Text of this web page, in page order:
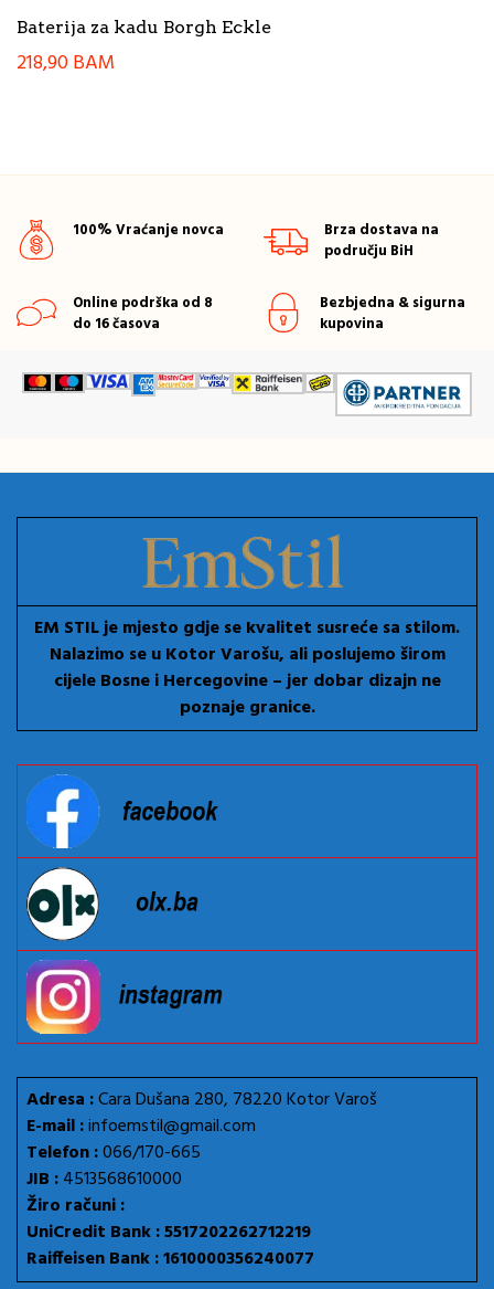
Baterija za kadu Borgh Eckle
218,90BAM
100% Vraćanje novca
Brza dostava na
području BiH
Online podrška od 8
do 16 časova
Bezbjedna & sigurna
kupovina
EM STIL je mjesto gdje se kvalitet susreće sa stilom.
Nalazimo se u Kotor Varošu, ali poslujemo širom
cijele Bosne i Hercegovine – jer dobar dizajn ne
poznaje granice.
Adresa :Cara Dušana 280, 78220 Kotor Varoš
E-mail :infoemstil@gmail.com
Telefon :066/170-665
JIB :4513568610000
Žiro računi :
UniCredit Bank : 5517202262712219
Raiffeisen Bank : 1610000356240077